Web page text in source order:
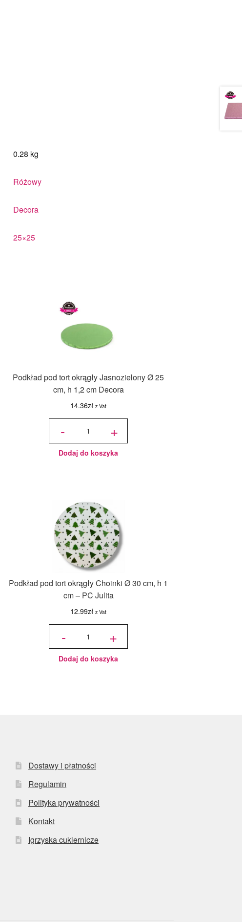
0.28 kg
Różowy
Decora
25×25
Podkład pod tort okrągły Jasnozielony Ø 25
cm, h 1,2 cm Decora
14.36zł z Vat
-
ilość
Jasnozielony
Ø 25 cm, h +
Dodaj do koszyka
Podkład pod tort okrągły Choinki Ø 30 cm, h 1
cm – PC Julita
12.99zł z Vat
-
ilość
okrągły
Choinki
cm, h 1
cm - PC
+
Dodaj do koszyka
Dostawy i płatności
Regulamin
Polityka prywatności
Kontakt
Igrzyska cukiernicze